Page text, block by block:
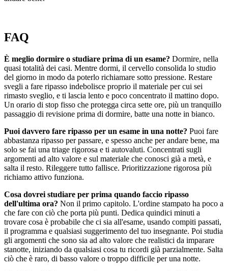
FAQ
È meglio dormire o studiare prima di un esame? Dormire, nella
quasi totalità dei casi. Mentre dormi, il cervello consolida lo studio
del giorno in modo da poterlo richiamare sotto pressione. Restare
svegli a fare ripasso indebolisce proprio il materiale per cui sei
rimasto sveglio, e ti lascia lento e poco concentrato il mattino dopo.
Un orario di stop fisso che protegga circa sette ore, più un tranquillo
passaggio di revisione prima di dormire, batte una notte in bianco.
Puoi davvero fare ripasso per un esame in una notte? Puoi fare
abbastanza ripasso per passare, e spesso anche per andare bene, ma
solo se fai una triage rigorosa e ti autovaluti. Concentrati sugli
argomenti ad alto valore e sul materiale che conosci già a metà, e
salta il resto. Rileggere tutto fallisce. Prioritizzazione rigorosa più
richiamo attivo funziona.
Cosa dovrei studiare per prima quando faccio ripasso
dell'ultima ora? Non il primo capitolo. L'ordine stampato ha poco a
che fare con ciò che porta più punti. Dedica quindici minuti a
trovare cosa è probabile che ci sia all'esame, usando compiti passati,
il programma e qualsiasi suggerimento del tuo insegnante. Poi studia
gli argomenti che sono sia ad alto valore che realistici da imparare
stanotte, iniziando da qualsiasi cosa tu ricordi già parzialmente. Salta
ciò che è raro, di basso valore o troppo difficile per una notte.